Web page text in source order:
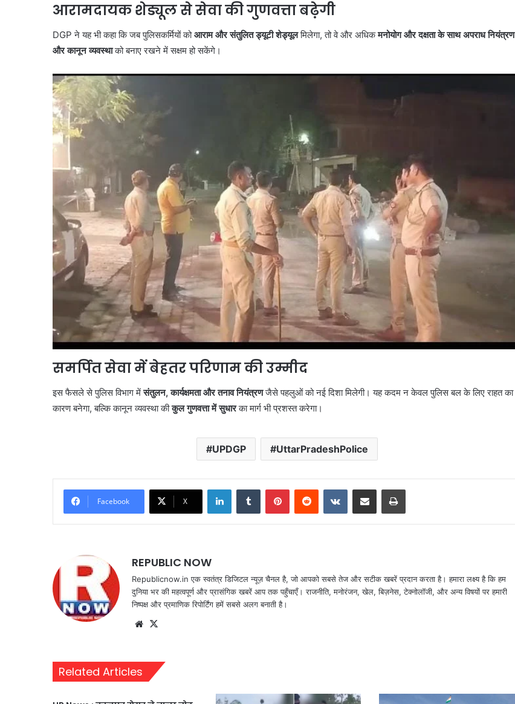
आरामदायक शेड्यूल से सेवा की गुणवत्ता बढ़ेगी
DGP ने यह भी कहा कि जब पुलिसकर्मियों कोआराम और संतुलित ड्यूटी शेड्यूलमिलेगा, तो वे और अधिकमनोयोग और दक्षता के साथ अपराध नियंत्रण
और कानून व्यवस्थाको बनाए रखने में सक्षम हो सकेंगे।
समर्पित सेवा में बेहतर परिणाम की उम्मीद
इस फैसले से पुलिस विभाग मेंसंतुलन, कार्यक्षमता और तनाव नियंत्रणजैसे पहलुओं को नई दिशा मिलेगी। यह कदम न केवल पुलिस बल के लिए राहत का
कारण बनेगा, बल्कि कानून व्यवस्था कीकुल गुणवत्ता में सुधारका मार्ग भी प्रशस्त करेगा।
UPDGP UttarPradeshPolice
Facebook X
LinkedInTumblr PinterestReddit VKontakteShare via Email Print
REPUBLIC NOW
Republicnow.in एक स्वतंत्र डिजिटल न्यूज़ चैनल है, जो आपको सबसे तेज और सटीक खबरें प्रदान करता है। हमारा लक्ष्य है कि हम
दुनिया भर की महत्वपूर्ण और प्रासंगिक खबरें आप तक पहुँचाएँ। राजनीति, मनोरंजन, खेल, बिज़नेस, टेक्नोलॉजी, और अन्य विषयों पर हमारी
निष्पक्ष और प्रमाणिक रिपोर्टिंग हमें सबसे अलग बनाती है।
Website
Related Articles